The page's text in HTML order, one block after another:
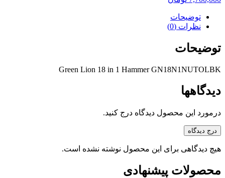
توضیحات
نظرات (0)
توضیحات
Green Lion 18 in 1 Hammer GN18N1NUTOLBK
دیدگاهها
درمورد این محصول دیدگاه درج کنید.
درج دیدگاه
هیچ دیدگاهی برای این محصول نوشته نشده است.
محصولات پیشنهادی